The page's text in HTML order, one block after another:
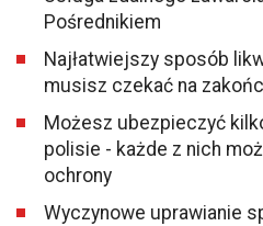
Pośrednikiem
Najłatwiejszy sposób
musisz czekać na
Możesz ubezpieczyć
polisie - każde z nich
ochrony
Wyczynowe uprawianie